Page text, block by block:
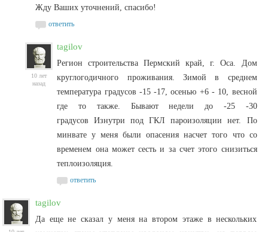
Жду Ваших уточнений, спасибо!
ответить
10 лет
назад
tagilov
Регион строительства Пермский край, г. Оса. Дом
круглогодичного проживания. Зимой в среднем
температура градусов -15 -17, осенью +6 - 10, весной
где то также. Бывают недели до -25 -30
градусов Изнутри под ГКЛ пароизоляции нет. По
минвате у меня были опасения насчет того что со
временем она может сесть и за счет этого снизиться
теплоизоляция.
ответить
tagilov
Да еще не сказал у меня на втором этаже в нескольких